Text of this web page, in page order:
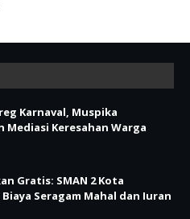
Karnaval, Muspika
Mediasi Keresahan Warga
Gratis: SMAN 2 Kota
Seragam Mahal dan Iuran